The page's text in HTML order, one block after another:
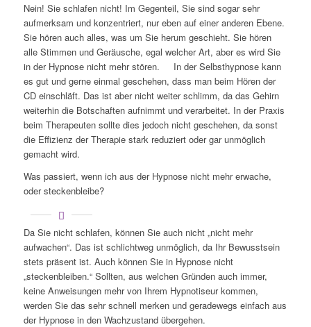
Nein! Sie schlafen nicht! Im Gegenteil, Sie sind sogar sehr
aufmerksam und konzentriert, nur eben auf einer anderen Ebene.
Sie hören auch alles, was um Sie herum geschieht. Sie hören
alle Stimmen und Geräusche, egal welcher Art, aber es wird Sie
in der Hypnose nicht mehr stören. In der Selbsthypnose kann
es gut und gerne einmal geschehen, dass man beim Hören der
CD einschläft. Das ist aber nicht weiter schlimm, da das Gehirn
weiterhin die Botschaften aufnimmt und verarbeitet. In der Praxis
beim Therapeuten sollte dies jedoch nicht geschehen, da sonst
die Effizienz der Therapie stark reduziert oder gar unmöglich
gemacht wird.
Was passiert, wenn ich aus der Hypnose nicht mehr erwache,
oder steckenbleibe?
Da Sie nicht schlafen, können Sie auch nicht „nicht mehr
aufwachen“. Das ist schlichtweg unmöglich, da Ihr Bewusstsein
stets präsent ist. Auch können Sie in Hypnose nicht
„steckenbleiben.“ Sollten, aus welchen Gründen auch immer,
keine Anweisungen mehr von Ihrem Hypnotiseur kommen,
werden Sie das sehr schnell merken und geradewegs einfach aus
der Hypnose in den Wachzustand übergehen.